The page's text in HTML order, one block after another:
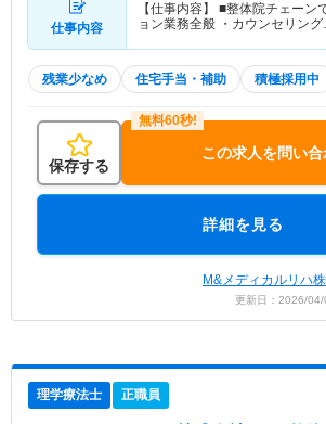
仕事内容
【仕事内容】 ■整体院チェーン
ョン業務全般 ・カウンセリン
残業少なめ 住宅手当・補助 積極採用中
保存する
この求人を問い合
詳細を見る
M&メディカルリハ
更新日：2026/
理学療法士 正職員